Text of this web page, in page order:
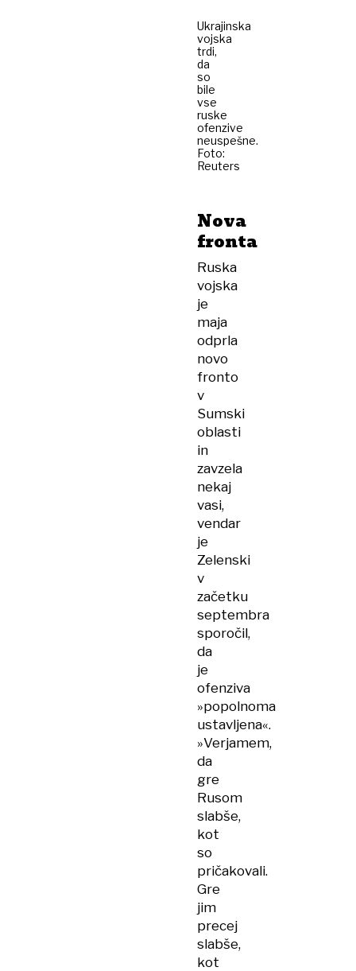
Ukrajinska
vojska
trdi,
da
so
bile
vse
ruske
ofenzive
neuspešne.
Foto:
Reuters
Nova
fronta
Ruska
vojska
je
maja
odprla
novo
fronto
v
Sumski
oblasti
in
zavzela
nekaj
vasi,
vendar
je
Zelenski
v
začetku
septembra
sporočil,
da
je
ofenziva
»popolnoma
ustavljena«.
»Verjamem,
da
gre
Rusom
slabše,
kot
so
pričakovali.
Gre
jim
precej
slabše,
kot